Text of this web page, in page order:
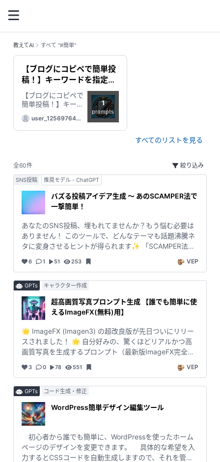
教えてAI すべて "#簡単"
【ブログにコピペで簡単投
稿！】キーワードを指定す
るだけで高品質3,000文字
超えの優良記事を作成して
くれる！ニッチなジャンル
もWEB検索でSEO対策も完
璧！！
【ブログにコピペで
簡単投稿！】キーワ
ードを指定するだけ
で高品質3,000文字
超えの優良記事を作
策も完璧！！
user_1256976423
1
prompts
すべてのリストを見る
全60件 絞り込み
SNS投稿 推奨モデル - ChatGPT
バズる投稿アイデア生成 ～ あのSCAMPER法で
一撃簡単！
あなたのSNS投稿、埋もれてませんか？もう悩む必要は
ありません！ このツールで、どんなテーマも話題沸騰ネ
タに変身させるヒントが得られます✨ 「SCAMPER法」
て、次々にバズるアイデアを生み出しましょう🌟 ただの
き、みんなの心を鷲掴みにする瞬間を今ここで作りまし
ょう💖 🎉 これができる！ - 📌 視点を変えるだけで、い
つもの投稿が爆発的に拡散！ - 💬 タイムラインで「いい
ね！」の嵐を巻き起こすアイデアを即生成！ - 🚀 あなた
のブランド力や影響力を一気に引き上げる投稿ネタが満
載！ 🛠 どんな人にピッタリ？ - SNSマーケター、イン
フルエンサー、個人クリエイター✨ - 新しい視点で投稿
からないあなた！ 🌈 さあ、準備はいいですか？ このプ
ロンプトは、ただのアイデア生成ツールじゃありませ
ん。それは、あなたの「未来のバズり」を保証する魔法
の杖です🪄✨ あなたの投稿を、誰もがクリックせずには
いられない、目を奪う一撃ネタに変えます！ 「バズる投
稿を作るのに悩む時間が減った」 「発想の幅がグンと広
がった！」 そんな声が続々と届いています🔥 🌟 さあ、
今すぐ使ってみよう！ あなたの投稿が次のトレンドを作
る日も、きっと近いはずです💬💥
6 1 51 253 VEP
GPTs キャラクター作成
超高画質写真プロンプト生成 【誰でも簡単に使
えるImageFX(無料)用】
🌟 ImageFX (Imagen3) の超改良版が先日ついにリリー
スされました！ 🌟 自分好みの、驚くほどリアルかつ高
画質写真を生成するプロンプト（最新版ImageFX完全対
サイトや使い方は下記参照。 ImageFXは、話題の圧倒的
用したツールで、超高解像度の画像を生成し、細部まで
美しいビジュアルが特徴です。 🎯 使い方は超シンプル！
1️⃣ 簡単な特徴を入力。 2️⃣ ワンクリックでプロンプトを
生成。 3️⃣ 出力されたプロンプトを ImageFX サイトに貼
り付けるだけ！ （Googleのサービスなので、Googleア
カウントでログインが必要） →
https://labs.google/fx/ja/tools/image-fx
3 0 78 551 VEP
GPTs コード生成・修正
WordPress簡単デザイン編集ツール
初心者から誰でも簡単に、WordPressを使ったホーム
ページのデザインを変更できます。 具体的な希望を入
力するとCSSコードを自動生成しますので、それを管理